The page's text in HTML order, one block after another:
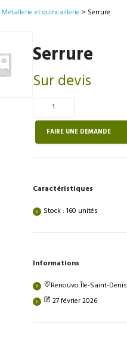
Métallerie et quincaillerie > Serrure
Serrure
Sur devis
Quantité
de
SerrureFAIRE UNE DEMANDE
Caractéristiques
Stock : 160 unités
Informations
Renouvo Île-Saint-Denis
27 février 2026